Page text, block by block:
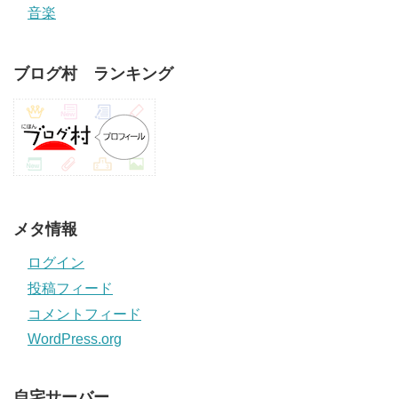
音楽
ブログ村 ランキング
メタ情報
ログイン
投稿フィード
コメントフィード
WordPress.org